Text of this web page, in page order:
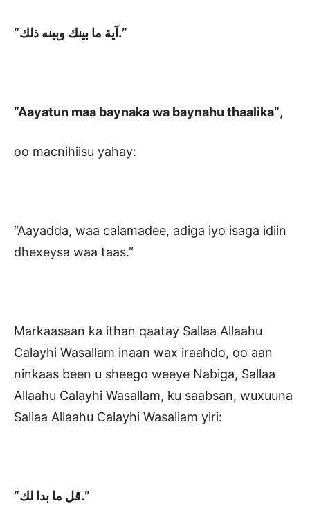
“آية ما بينك وبينه ذلك.”
“Aayatun maa baynaka wa baynahu thaalika”,
oo macnihiisu yahay:
“Aayadda, waa calamadee, adiga iyo isaga idiin
dhexeysa waa taas.”
Markaasaan ka ithan qaatay Sallaa Allaahu
Calayhi Wasallam inaan wax iraahdo, oo aan
ninkaas been u sheego weeye Nabiga, Sallaa
Allaahu Calayhi Wasallam, ku saabsan, wuxuuna
Sallaa Allaahu Calayhi Wasallam yiri:
“قل ما بدا لك.”